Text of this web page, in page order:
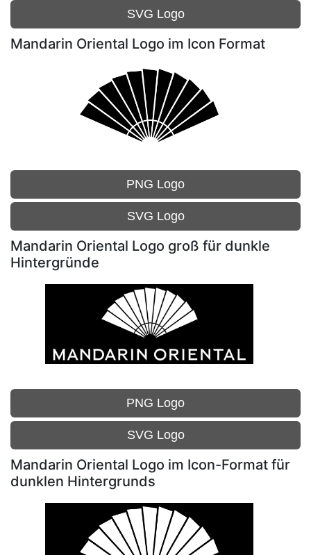
SVG Logo
Mandarin Oriental Logo im Icon Format
PNG Logo
SVG Logo
Mandarin Oriental Logo groß für dunkle
Hintergründe
PNG Logo
SVG Logo
Mandarin Oriental Logo im Icon-Format für
dunklen Hintergrunds